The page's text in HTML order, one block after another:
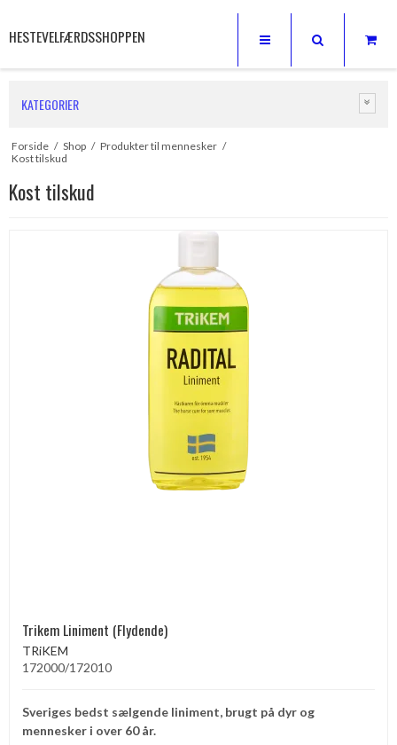
HESTEVELFÆRDSSHOPPEN
KATEGORIER
Forside / Shop / Produkter til mennesker /
Kost tilskud
Kost tilskud
Trikem Liniment (Flydende)
TRiKEM
172000/172010
Sveriges bedst sælgende liniment, brugt på dyr og
mennesker i over 60 år.